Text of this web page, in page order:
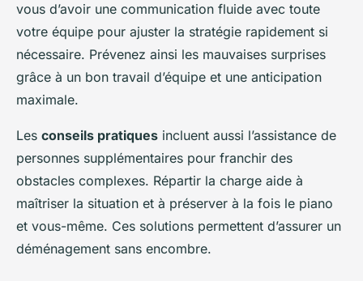
vous d’avoir une communication fluide avec toute
votre équipe pour ajuster la stratégie rapidement si
nécessaire. Prévenez ainsi les mauvaises surprises
grâce à un bon travail d’équipe et une anticipation
maximale.
Les conseils pratiques incluent aussi l’assistance de
personnes supplémentaires pour franchir des
obstacles complexes. Répartir la charge aide à
maîtriser la situation et à préserver à la fois le piano
et vous-même. Ces solutions permettent d’assurer un
déménagement sans encombre.